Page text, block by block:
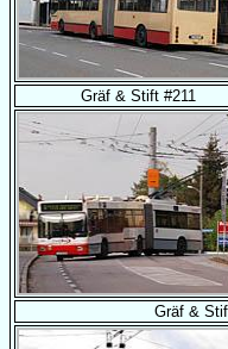
Gräf & Stift #211
Gräf &